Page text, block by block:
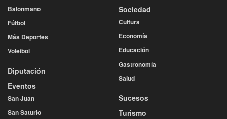
Balonmano
Fútbol
Más Deportes
Voleibol
Diputación
Eventos
San Juan
San Saturio
Sociedad
Cultura
Economía
Educación
Gastronomía
Salud
Sucesos
Turismo